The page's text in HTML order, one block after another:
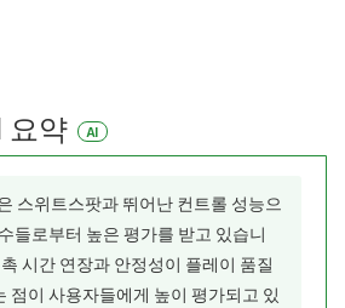
요약 AI
스위트스팟과 뛰어난 컨트롤 성능으
들로부터 높은 평가를 받고 있습니
시간 연장과 안정성이 플레이 품질
점이 사용자들에게 높이 평가되고 있